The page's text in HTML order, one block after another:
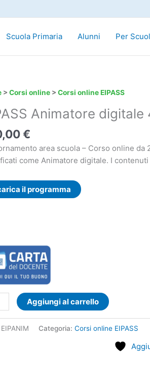
Scuola Primaria Alunni Per
> Corsi online > Corsi online EIPASS
Animatore digitale
€
area scuola – Corso online da
come Animatore digitale. I
il programma
Aggiungi al carrello
EIPANIM Categoria: Corsi online EIPASS